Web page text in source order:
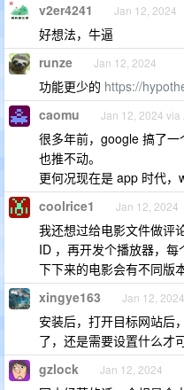
v2er4241 Jan 12, 2024
好想法，牛逼
runze Jan 12, 2024
功能更少的 https://
caomu Jan 12, 2024 via
很多年前，google 搞了
也推不动。
更何况现在是 app 时代，
coolrice1 Jan 12, 2024
我还想过给电影文件做评
ID ，再开发个播放器，
下下来的电影会有不同版
xingye163 Jan 12, 2024
安装后，打开目标网站后
了，还是需要设置什么才
gzlock Jan 12, 2024